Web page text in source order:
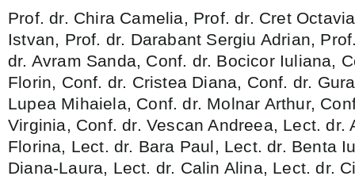
Prof. dr. Chira Camelia, Prof. dr. Cret
Istvan, Prof. dr. Darabant Sergiu Adrian,
dr. Avram Sanda, Conf. dr. Bocicor Iuliana,
Florin, Conf. dr. Cristea Diana, Conf. dr.
Lupea Mihaiela, Conf. dr. Molnar Arthur,
Virginia, Conf. dr. Vescan Andreea, Lect. dr.
Florina, Lect. dr. Bara Paul, Lect. dr. Benta
Diana-Laura, Lect. dr. Calin Alina, Lect. dr.